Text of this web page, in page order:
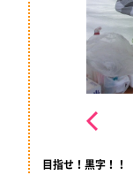
目指せ！黒字！！